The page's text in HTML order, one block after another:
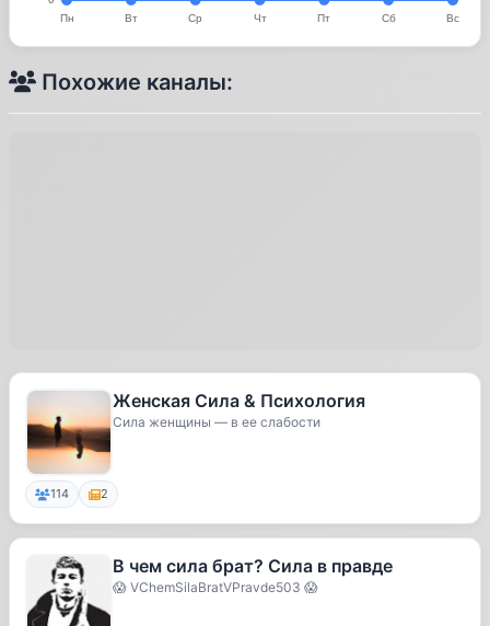
Похожие каналы:
Женская Сила & Психология
Сила женщины — в ее слабости
114 2
В чем сила брат? Сила в правде
😱 VChemSilaBratVPravde503 😱